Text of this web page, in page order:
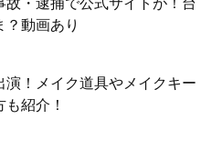
？動画あり
演！メイク道具やメイクキー
紹介！